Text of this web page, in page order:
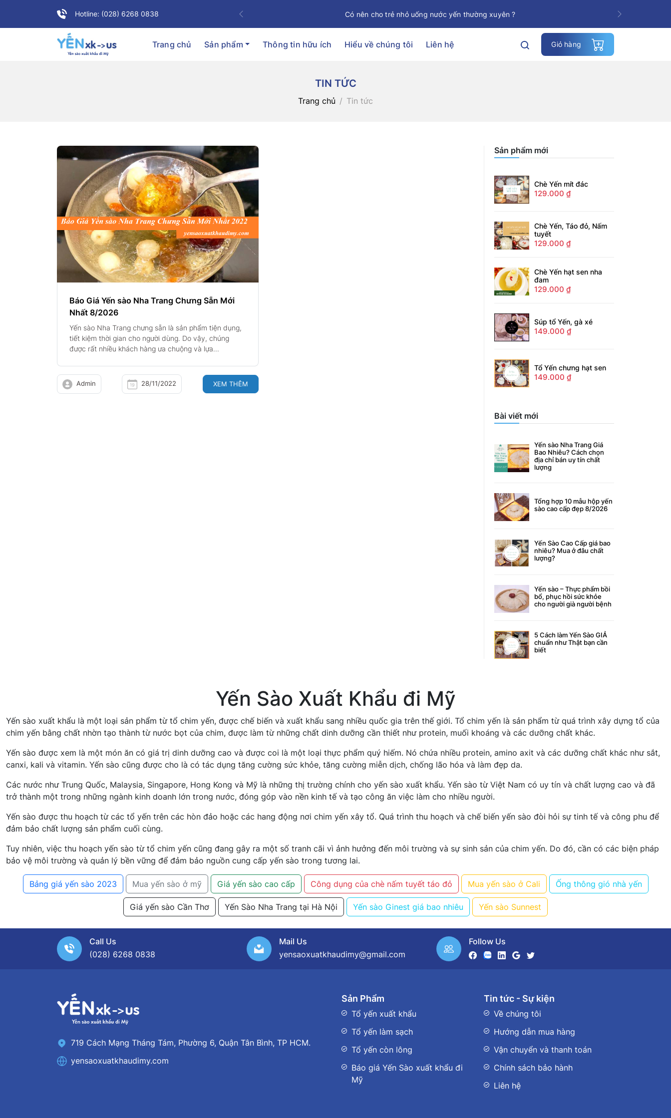
Hotline: (028) 6268 0838 Có nên cho trẻ nhỏ uống nước yến thường xuyên ?
Previous Next
Trang chủ Sản phẩm Thông tin hữu ích Hiểu về chúng tôi Liên hệ Giỏ hàng
TIN TỨC
Trang chủ Tin tức
Báo Giá Yến sào Nha Trang Chưng Sẵn Mới
Nhất 8/2026
Yến sào Nha Trang chưng sẵn là sản phẩm tiện dụng,
tiết kiệm thời gian cho người dùng. Do vậy, chúng
được rất nhiều khách hàng ưa chuộng và lựa...
Admin 28/11/2022 XEM THÊM
Sản phẩm mới
Chè Yến mít đác
129.000 ₫
Chè Yến, Táo đỏ, Nấm
tuyết
129.000 ₫
Chè Yến hạt sen nha
đam
129.000 ₫
Súp tổ Yến, gà xé
149.000 ₫
Tổ Yến chưng hạt sen
149.000 ₫
Bài viết mới
Yến sào Nha Trang Giá
Bao Nhiêu? Cách chọn
địa chỉ bán uy tín chất
lượng
Tổng hợp 10 mẫu hộp yến
sào cao cấp đẹp 8/2026
Yến Sào Cao Cấp giá bao
nhiêu? Mua ở đâu chất
lượng?
Yến sào – Thực phẩm bồi
bổ, phục hồi sức khỏe
cho người già người bệnh
5 Cách làm Yến Sào GIẢ
chuẩn như Thật bạn cần
biết
Yến Sào Xuất Khẩu đi Mỹ
Yến sào xuất khẩu là một loại sản phẩm từ tổ chim yến, được chế biến và xuất khẩu sang nhiều quốc gia trên thế giới. Tổ chim yến là sản phẩm từ quá trình xây dựng tổ của
chim yến bằng chất nhờn tạo thành từ nước bọt của chim, được làm từ những chất dinh dưỡng cần thiết như protein, muối khoáng và các dưỡng chất khác.
Yến sào được xem là một món ăn có giá trị dinh dưỡng cao và được coi là một loại thực phẩm quý hiếm. Nó chứa nhiều protein, amino axit và các dưỡng chất khác như sắt,
canxi, kali và vitamin. Yến sào cũng được cho là có tác dụng tăng cường sức khỏe, tăng cường miễn dịch, chống lão hóa và làm đẹp da.
Các nước như Trung Quốc, Malaysia, Singapore, Hong Kong và Mỹ là những thị trường chính cho yến sào xuất khẩu. Yến sào từ Việt Nam có uy tín và chất lượng cao và đã
trở thành một trong những ngành kinh doanh lớn trong nước, đóng góp vào nền kinh tế và tạo công ăn việc làm cho nhiều người.
Yến sào được thu hoạch từ các tổ yến trên các hòn đảo hoặc các hang động nơi chim yến xây tổ. Quá trình thu hoạch và chế biến yến sào đòi hỏi sự tinh tế và công phu để
đảm bảo chất lượng sản phẩm cuối cùng.
Tuy nhiên, việc thu hoạch yến sào từ tổ chim yến cũng đang gây ra một số tranh cãi vì ảnh hưởng đến môi trường và sự sinh sản của chim yến. Do đó, cần có các biện pháp
bảo vệ môi trường và quản lý bền vững để đảm bảo nguồn cung cấp yến sào trong tương lai.
Bảng giá yến sào 2023 Mua yến sào ở mỹ Giá yến sào cao cấp Công dụng của chè nấm tuyết táo đỏ Mua yến sào ở Cali Ống thông gió nhà yến
Giá yến sào Cần Thơ Yến Sào Nha Trang tại Hà Nội Yến sào Ginest giá bao nhiêu Yến sào Sunnest
Call Us
(028) 6268 0838
Mail Us
yensaoxuatkhaudimy@gmail.com
Follow Us
719 Cách Mạng Tháng Tám, Phường 6, Quận Tân Bình, TP HCM.
yensaoxuatkhaudimy.com
Sản Phẩm
Tổ yến xuất khẩu
Tổ yến làm sạch
Tổ yến còn lông
Báo giá Yến Sào xuất khẩu đi
Mỹ
Tin tức - Sự kiện
Về chúng tôi
Hướng dẫn mua hàng
Vận chuyển và thanh toán
Chính sách bảo hành
Liên hệ